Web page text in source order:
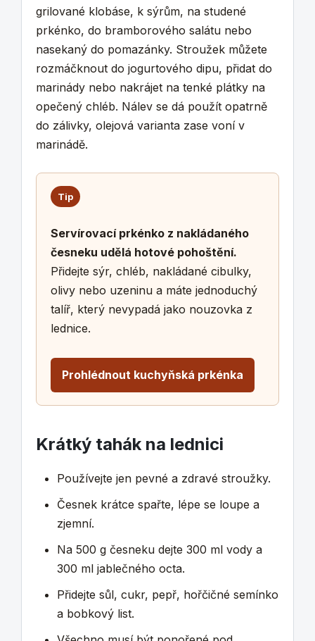
grilované klobáse, k sýrům, na studené
prkénko, do bramborového salátu nebo
nasekaný do pomazánky. Stroužek můžete
rozmáčknout do jogurtového dipu, přidat do
marinády nebo nakrájet na tenké plátky na
opečený chléb. Nálev se dá použít opatrně
do zálivky, olejová varianta zase voní v
marinádě.
Tip
Servírovací prkénko z nakládaného
česneku udělá hotové pohoštění.
Přidejte sýr, chléb, nakládané cibulky,
olivy nebo uzeninu a máte jednoduchý
talíř, který nevypadá jako nouzovka z
lednice.
Prohlédnout kuchyňská prkénka
Krátký tahák na lednici
Používejte jen pevné a zdravé stroužky.
Česnek krátce spařte, lépe se loupe a
zjemní.
Na 500 g česneku dejte 300 ml vody a
300 ml jablečného octa.
Přidejte sůl, cukr, pepř, hořčičné semínko
a bobkový list.